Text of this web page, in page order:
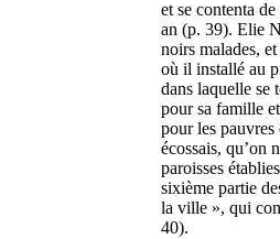
et se contenta
an (p. 39). Elie
noirs malades,
où il installé au
dans laquelle se
pour sa famille
pour les pauvres
écossais, qu’on
paroisses
sixième partie
la ville », qui
40).